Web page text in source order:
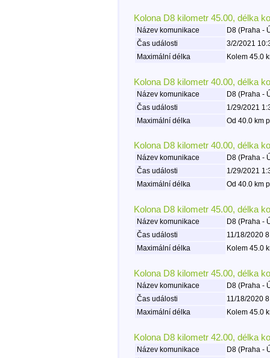
Kolona D8 kilometr 45.00, délka
Název komunikace
D8 (Praha -
Čas události
3/2/2021
Maximální délka
Kolem 45.0
Kolona D8 kilometr 40.00, délka
Název komunikace
D8 (Praha -
Čas události
1/29/2021
Maximální délka
Od 40.0 km
Kolona D8 kilometr 40.00, délka
Název komunikace
D8 (Praha -
Čas události
1/29/2021
Maximální délka
Od 40.0 km
Kolona D8 kilometr 45.00, délka
Název komunikace
D8 (Praha -
Čas události
11/18/2020
Maximální délka
Kolem 45.0
Kolona D8 kilometr 45.00, délka
Název komunikace
D8 (Praha -
Čas události
11/18/2020
Maximální délka
Kolem 45.0
Kolona D8 kilometr 42.00, délka
Název komunikace
D8 (Praha -